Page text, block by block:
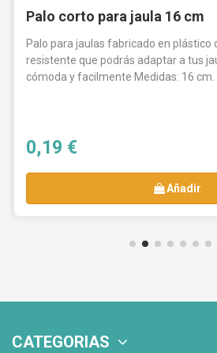
Palo corto para jaula 16 cm
Palo para jaulas fabricado en plástico
resistente que podrás adaptar a tus
cómoda y facilmente Medidas: 16 cm.
0,19 €
Añadir
CATEGORIAS